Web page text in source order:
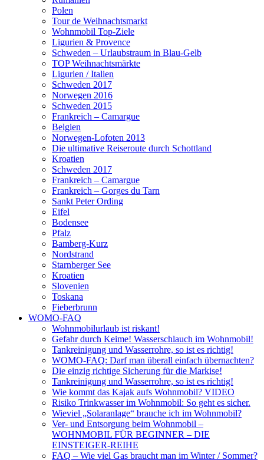
Polen
Tour de Weihnachtsmarkt
Wohnmobil Top-Ziele
Ligurien & Provence
Schweden – Urlaubstraum in Blau-Gelb
TOP Weihnachtsmärkte
Ligurien / Italien
Schweden 2017
Norwegen 2016
Schweden 2015
Frankreich – Camargue
Belgien
Norwegen-Lofoten 2013
Die ultimative Reiseroute durch Schottland
Kroatien
Schweden 2017
Frankreich – Camargue
Frankreich – Gorges du Tarn
Sankt Peter Ording
Eifel
Bodensee
Pfalz
Bamberg-Kurz
Nordstrand
Starnberger See
Kroatien
Slovenien
Toskana
Fieberbrunn
WOMO-FAQ
Wohnmobilurlaub ist riskant!
Gefahr durch Keime! Wasserschlauch im Wohnmobil!
Tankreinigung und Wasserrohre, so ist es richtig!
WOMO-FAQ: Darf man überall einfach übernachten?
Die einzig richtige Sicherung für die Markise!
Tankreinigung und Wasserrohre, so ist es richtig!
Wie kommt das Kajak aufs Wohnmobil? VIDEO
Risiko Trinkwasser im Wohnmobil: So geht es sicher.
Wieviel „Solaranlage“ brauche ich im Wohnmobil?
Ver- und Entsorgung beim Wohnmobil –
WOHNMOBIL FÜR BEGINNER – DIE
EINSTEIGER-REIHE
FAQ – Wie viel Gas braucht man im Winter / Sommer?